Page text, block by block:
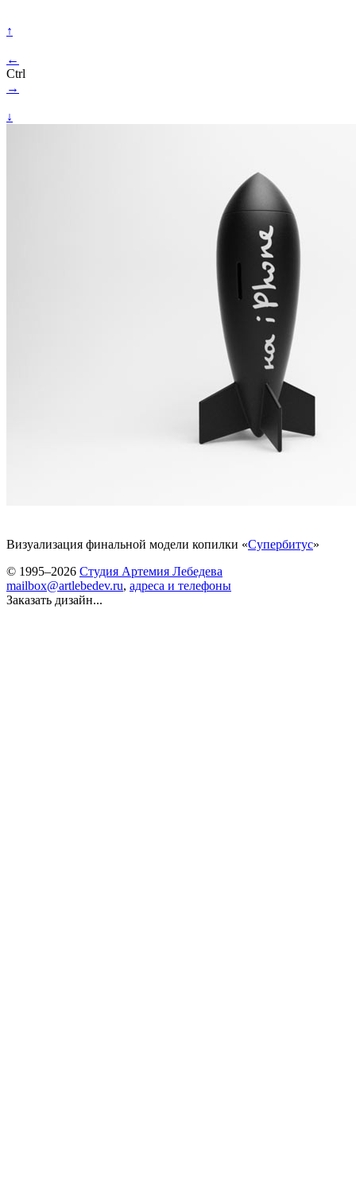
↑
←
Ctrl
→
↓
Визуализация финальной модели копилки «Супербитус»
© 1995–2026 Студия Артемия Лебедева
mailbox@artlebedev.ru, адреса и телефоны
Заказать дизайн...